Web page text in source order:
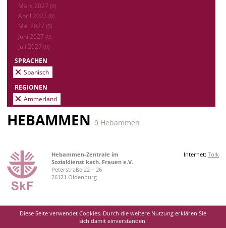
März 2027 (0)
April 2027 (0)
Mai 2027 (0)
Juni 2027 (0)
Juli 2027 (0)
SPRACHEN
Spanisch
REGIONEN
Ammerland
HEBAMMEN 0 Hebammen
Internet: Tolk
Hebammen-Zentrale im
Sozialdienst kath. Frauen e.V.
Peterstraße 22 – 26
26121 Oldenburg
Diese Seite verwendet Cookies. Durch die weitere Nutzung erklären Sie
sich damit einverstanden.